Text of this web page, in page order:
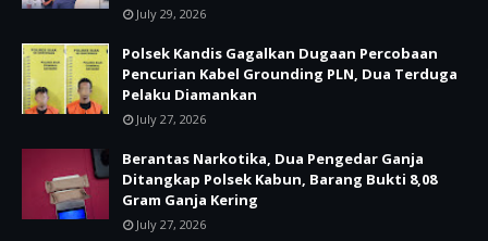
July 29, 2026
Polsek Kandis Gagalkan Dugaan Percobaan
Pencurian Kabel Grounding PLN, Dua Terduga
Pelaku Diamankan
July 27, 2026
Berantas Narkotika, Dua Pengedar Ganja
Ditangkap Polsek Kabun, Barang Bukti 8,08
Gram Ganja Kering
July 27, 2026